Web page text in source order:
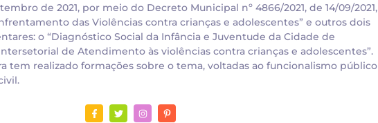
de 2021, por meio do Decreto Municipal nº 4866/2021, de 14/09/2021,
das Violências contra crianças e adolescentes” e outros dois
o “Diagnóstico Social da Infância e Juventude da Cidade de
de Atendimento às violências contra crianças e adolescentes”.
tem realizado formações sobre o tema, voltadas ao funcionalismo público